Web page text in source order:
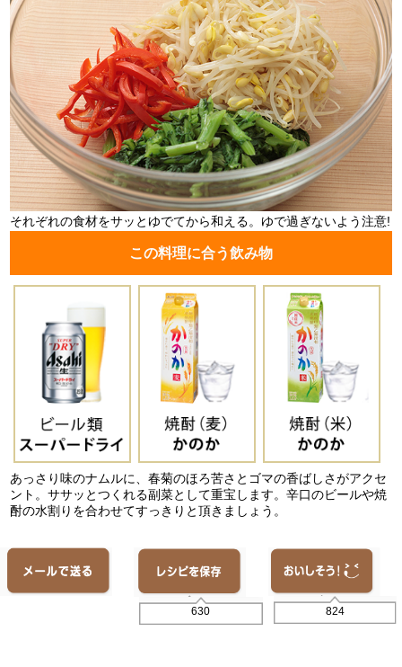
それぞれの食材をサッとゆでてから和える。ゆで過ぎないよう注意!
この料理に合う飲み物
あっさり味のナムルに、春菊のほろ苦さとゴマの香ばしさがアクセ
ント。ササッとつくれる副菜として重宝します。辛口のビールや焼
酎の水割りを合わせてすっきりと頂きましょう。
630 824